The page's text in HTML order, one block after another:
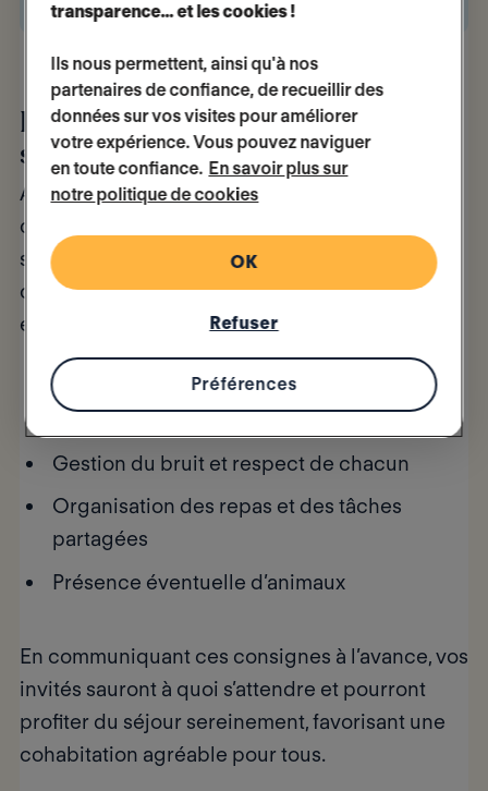
Définissez des règles de vie
simples
Avant l’arrivée de vos invités, partagez
quelques règles de vie pour que chacun se
sente à l’aise. Ces règles simples instaurent
un
cadre rassurantet évitent les malentendus. Par
exemple :
Horaires habituels et utilisation des
espaces communs
Gestion du bruit et respect de chacun
Organisation des repas et des tâches
partagées
Présence éventuelle d’animaux
En communiquant ces consignes à l’avance, vos
invités sauront à quoi s’attendre et pourront
profiter du séjour sereinement, favorisant une
cohabitation agréable pour tous.
transparence… et les cookies !
Ils nous permettent, ainsi qu'à nos
partenaires de confiance, de recueillir des
données sur vos visites pour améliorer
votre expérience. Vous pouvez naviguer
en toute confiance. En savoir plus sur
notre politique de cookies
Préférences
Refuser
OK